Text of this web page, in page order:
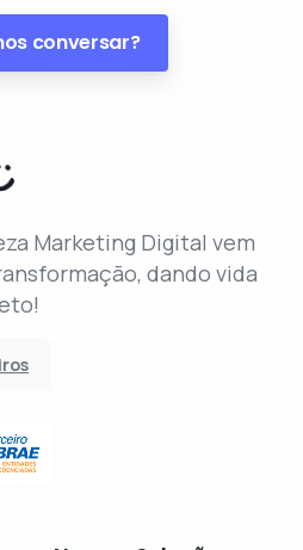
conversar?
Marketing Digital vem
dando vida